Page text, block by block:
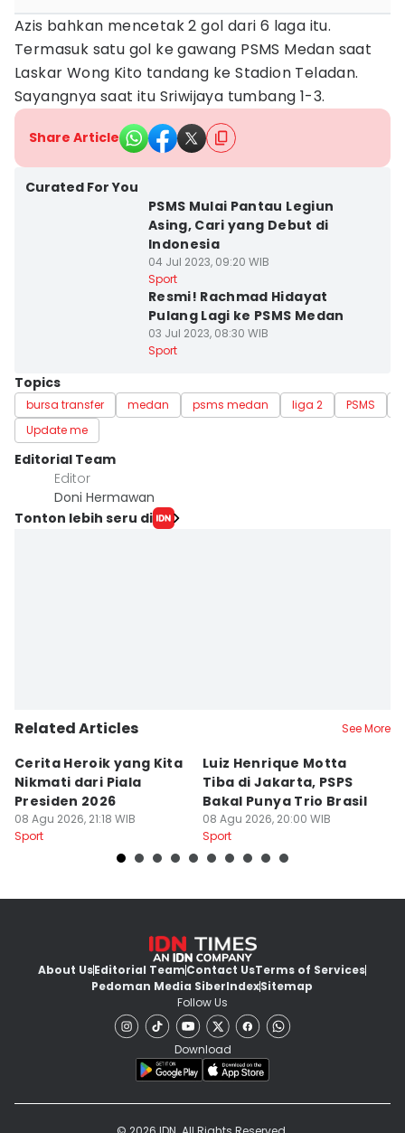
Azis bahkan mencetak 2 gol dari 6 laga itu.
Termasuk satu gol ke gawang PSMS Medan saat
Laskar Wong Kito tandang ke Stadion Teladan.
Sayangnya saat itu Sriwijaya tumbang 1-3.
Share Article
Curated For You
PSMS Mulai Pantau Legiun
Asing, Cari yang Debut di
Indonesia
04 Jul 2023, 09:20 WIB
Sport
Resmi! Rachmad Hidayat
Pulang Lagi ke PSMS Medan
03 Jul 2023, 08:30 WIB
Sport
Topics
bursa transfer medan psms medan liga 2 PSMS
Update me
Editorial Team
Editor
Doni Hermawan
Tonton lebih seru di
Related Articles See More
Cerita Heroik yang Kita
Nikmati dari Piala
Presiden 2026
08 Agu 2026, 21:18 WIB
Sport
Luiz Henrique Motta
Tiba di Jakarta, PSPS
Bakal Punya Trio Brasil
08 Agu 2026, 20:00 WIB
Sport
About UsEditorial TeamContact UsTerms of Services
Pedoman Media SiberIndexSitemap
Follow Us
Download